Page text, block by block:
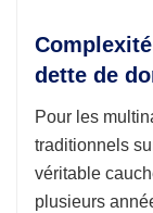
dette de
Pour les
traditionnels
véritable
plusieurs